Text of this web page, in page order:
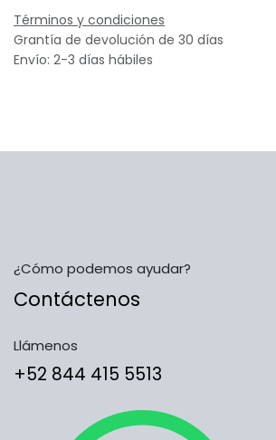
Términos y condiciones
Grantía de devolución de 30 días
Envío: 2-3 días hábiles
¿Cómo podemos ayudar?
Contáctenos
Llámenos
​​​​​​​​​​​​+5​2​ ​8​4​4​ ​4​1​5​ 5​5​1​3​​​​​​​​​​​​​​